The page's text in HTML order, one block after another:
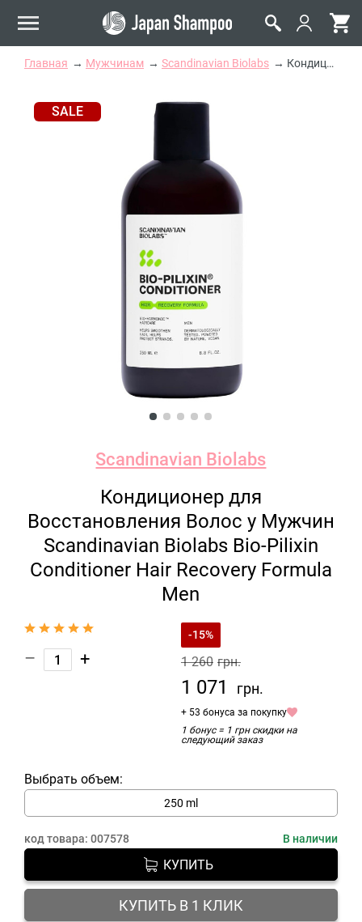
Главная Мужчинам Scandinavian Biolabs Кондиционер для Восстановления Волос у Мужчин Scandinavian Biolabs Bio-Pilixin Conditioner Hair Recovery Formula Men
SALE
Scandinavian Biolabs
Кондиционер для
Восстановления Волос у Мужчин
Scandinavian Biolabs Bio-Pilixin
Conditioner Hair Recovery Formula
Men
– +
-15%
1 260 грн.
1 071 грн.
+ 53 бонуса за покупку
1 бонус = 1 грн скидки на
следующий заказ
Выбрать объем:
250 ml
код товара: 007578 В наличии
КУПИТЬ
КУПИТЬ В 1 КЛИК